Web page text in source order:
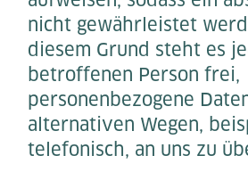
nicht gewährleistet
diesem Grund steht es
betroffenen Person frei,
personenbezogene
alternativen Wegen,
telefonisch, an uns zu